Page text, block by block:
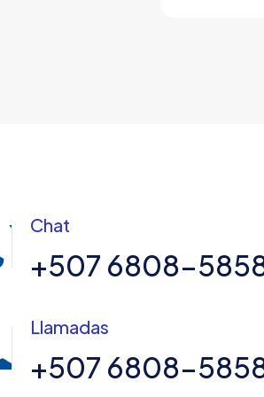
Chat
+507 6808-
Llamadas
+507 6808-